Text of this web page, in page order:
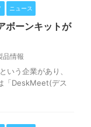
ニュース
ーンキットが
品情報
いう企業があり、
「DeskMeet(デス